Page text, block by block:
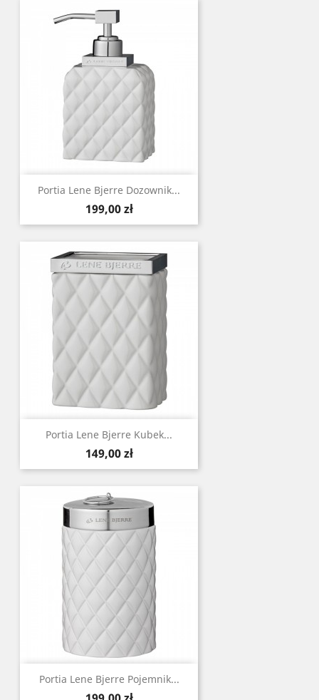
Portia Lene Bjerre Dozownik...
Cena
199,00 zł
Portia Lene Bjerre Kubek...
Cena
149,00 zł
Portia Lene Bjerre Pojemnik...